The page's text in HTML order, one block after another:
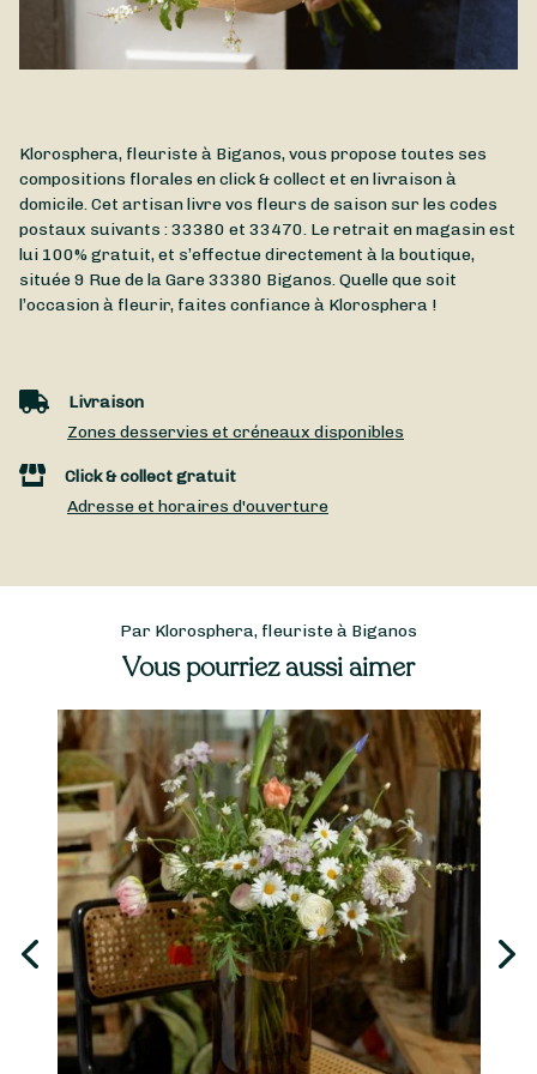
Klorosphera, fleuriste à Biganos, vous propose toutes ses
compositions florales en click & collect et en livraison à
domicile. Cet artisan livre vos fleurs de saison sur les codes
postaux suivants : 33380 et 33470. Le retrait en magasin est
lui 100% gratuit, et s’effectue directement à la boutique,
située9 Rue de la Gare33380 Biganos. Quelle que soit
l’occasion à fleurir, faites confiance à Klorosphera !
Livraison
Zones desservies et créneaux disponibles
Click & collect gratuit
Adresse et horaires d'ouverture
Par Klorosphera, fleuriste à Biganos
Vous pourriez aussi aimer